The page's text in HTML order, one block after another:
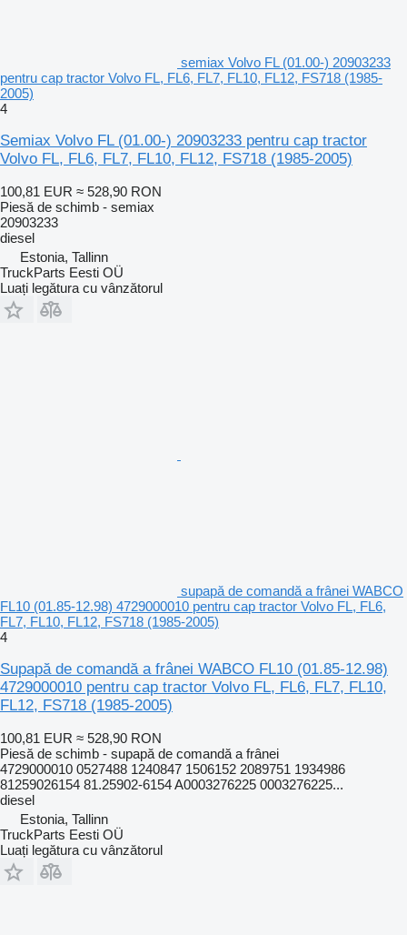
semiax Volvo FL (01.00-) 20903233
pentru cap tractor Volvo FL, FL6, FL7, FL10, FL12, FS718 (1985-
2005)
4
Semiax Volvo FL (01.00-) 20903233 pentru cap tractor
Volvo FL, FL6, FL7, FL10, FL12, FS718 (1985-2005)
100,81 EUR ≈ 528,90 RON
Piesă de schimb - semiax
20903233
diesel
Estonia, Tallinn
TruckParts Eesti OÜ
Luați legătura cu vânzătorul
supapă de comandă a frânei WABCO
FL10 (01.85-12.98) 4729000010 pentru cap tractor Volvo FL, FL6,
FL7, FL10, FL12, FS718 (1985-2005)
4
Supapă de comandă a frânei WABCO FL10 (01.85-12.98)
4729000010 pentru cap tractor Volvo FL, FL6, FL7, FL10,
FL12, FS718 (1985-2005)
100,81 EUR ≈ 528,90 RON
Piesă de schimb - supapă de comandă a frânei
4729000010 0527488 1240847 1506152 2089751 1934986
81259026154 81.25902-6154 A0003276225 0003276225...
diesel
Estonia, Tallinn
TruckParts Eesti OÜ
Luați legătura cu vânzătorul